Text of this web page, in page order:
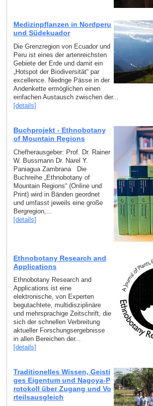
Medizinpflanzen in Nordperu
und Südekuador
Die Grenzregion von Ecuador und
Peru ist eines der artenreichsten
Gebiete der Erde und damit ein
„Hotspot der Biodiversität“ par
excellence. Niedrige Pässe in der
Andenkette ermöglichen einen
einfachen Austausch zwischen der...
[details]
Buchprojekt - Ethnobotany
of Mountain Regions
Chefherausgeber: Prof. Dr. Rainer
W. Bussmann Dr. Narel Y.
Paniagua Zambrana Die
Buchreihe „Ethnobotany of
Mountain Regions“ (Online und
Print) wird in Bänden geordnet
und umfasst jeweils eine große
Bergregion,...
[details]
Ethnobotany Research and
Applications
Ethnobotany Research and
Applications ist eine
elektronische, von Experten
begutachtete, multidisziplinäre
und mehrsprachige Zeitschrift, die
sich der schnellen Verbreitung
aktueller Forschungsergebnisse
in allen Bereichen der...
[details]
Traditionelles Wissen, Geisti
ges Eigentum und Nagoya-P
rotokoll über Zugang und Vo
rteilsausgleich